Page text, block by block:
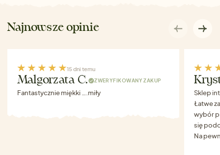
Najnowsze opinie
15 dni temu
Malgorzata C. ZWERYFIKOWANY ZAKUP
Fantastycznie miękki ….miły
Sklep
Łatwe
wybór
się
Na